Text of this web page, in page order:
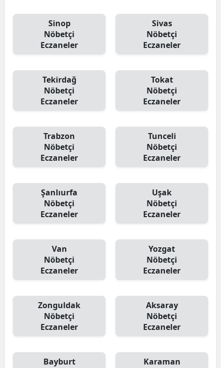
Sinop
Nöbetçi
Eczaneler
Sivas
Nöbetçi
Eczaneler
Tekirdağ
Nöbetçi
Eczaneler
Tokat
Nöbetçi
Eczaneler
Trabzon
Nöbetçi
Eczaneler
Tunceli
Nöbetçi
Eczaneler
Şanlıurfa
Nöbetçi
Eczaneler
Uşak
Nöbetçi
Eczaneler
Van
Nöbetçi
Eczaneler
Yozgat
Nöbetçi
Eczaneler
Zonguldak
Nöbetçi
Eczaneler
Aksaray
Nöbetçi
Eczaneler
Bayburt
Karaman